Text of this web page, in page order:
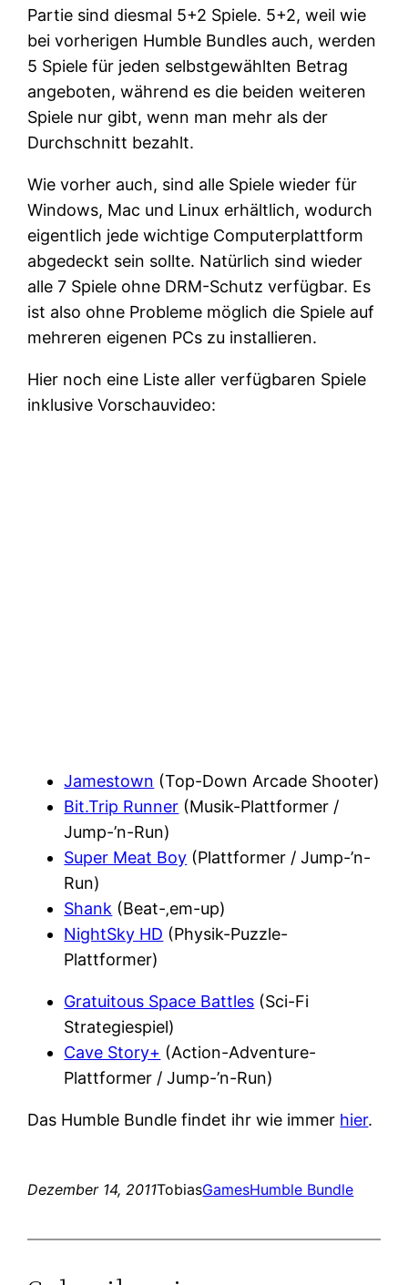
Partie sind diesmal 5+2 Spiele. 5+2, weil wie
bei vorherigen Humble Bundles auch, werden
5 Spiele für jeden selbstgewählten Betrag
angeboten, während es die beiden weiteren
Spiele nur gibt, wenn man mehr als der
Durchschnitt bezahlt.
Wie vorher auch, sind alle Spiele wieder für
Windows, Mac und Linux erhältlich, wodurch
eigentlich jede wichtige Computerplattform
abgedeckt sein sollte. Natürlich sind wieder
alle 7 Spiele ohne DRM-Schutz verfügbar. Es
ist also ohne Probleme möglich die Spiele auf
mehreren eigenen PCs zu installieren.
Hier noch eine Liste aller verfügbaren Spiele
inklusive Vorschauvideo:
Jamestown (Top-Down Arcade Shooter)
Bit.Trip Runner (Musik-Plattformer /
Jump-’n-Run)
Super Meat Boy (Plattformer / Jump-’n-
Run)
Shank (Beat-‚em-up)
NightSky HD (Physik-Puzzle-
Plattformer)
Gratuitous Space Battles (Sci-Fi
Strategiespiel)
Cave Story+ (Action-Adventure-
Plattformer / Jump-’n-Run)
Das Humble Bundle findet ihr wie immer hier.
Dezember 14, 2011TobiasGamesHumble Bundle